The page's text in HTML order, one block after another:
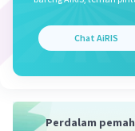
Beri Rating
Chat AiRIS
Perdalam